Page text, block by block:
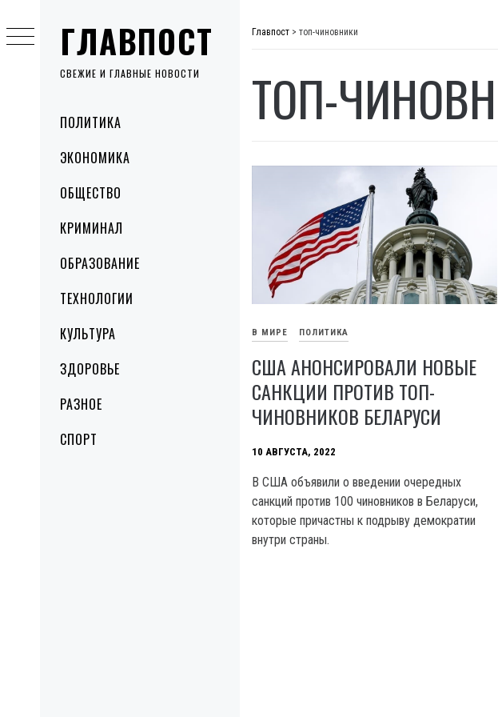
ГЛАВПОСТ
СВЕЖИЕ И ГЛАВНЫЕ НОВОСТИ
MenuПОЛИТИКА
ЭКОНОМИКА
ОБЩЕСТВО
КРИМИНАЛ
ОБРАЗОВАНИЕ
ТЕХНОЛОГИИ
КУЛЬТУРА
ЗДОРОВЬЕ
РАЗНОЕ
СПОРТ
to
content
Главпост > топ-чиновники
ТОП-
В МИРЕ ПОЛИТИКА
США АНОНСИРОВАЛИ НОВЫЕ
САНКЦИИ ПРОТИВ ТОП-
ЧИНОВНИКОВ БЕЛАРУСИ
10 АВГУСТА, 2022
В США объявили о введении очередных
санкций против 100 чиновников в Беларуси,
которые причастны к подрыву демократии
внутри страны.